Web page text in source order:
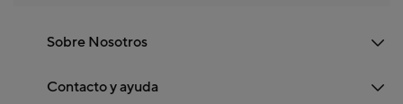
Sobre Nosotros
Contacto y ayuda